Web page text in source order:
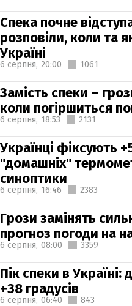
Спека почне
розповіли, коли та
Україні
6 серпня, 20:00 1061
Замість спеки –
коли погіршиться
6 серпня, 18:53 2131
Українці фіксують
"домашніх"
синоптики
6 серпня, 16:46 2383
Грози замінять
прогноз погоди на
6 серпня, 08:00 3359
Пік спеки в Україні:
+38 градусів
6 серпня, 06:40 843